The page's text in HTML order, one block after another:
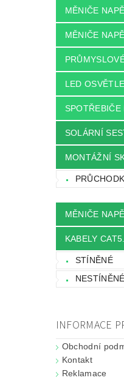
MĚNIČE
MĚNIČE
LED
SPOTŘEBIČE
SOLÁRNÍ
MONTÁŽNÍ
MĚNIČE
KABELY
STÍNĚNÉ
NESTÍNĚNÉ
INFORMACE
Obchodní
Kontakt
Reklamace